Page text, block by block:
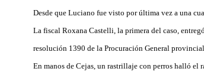
Desde que Luciano fue visto por última vez a una
La fiscal Roxana Castelli, la primera del caso,
resolución 1390 de la Procuración General
En manos de Cejas, un rastrillaje con perros halló el